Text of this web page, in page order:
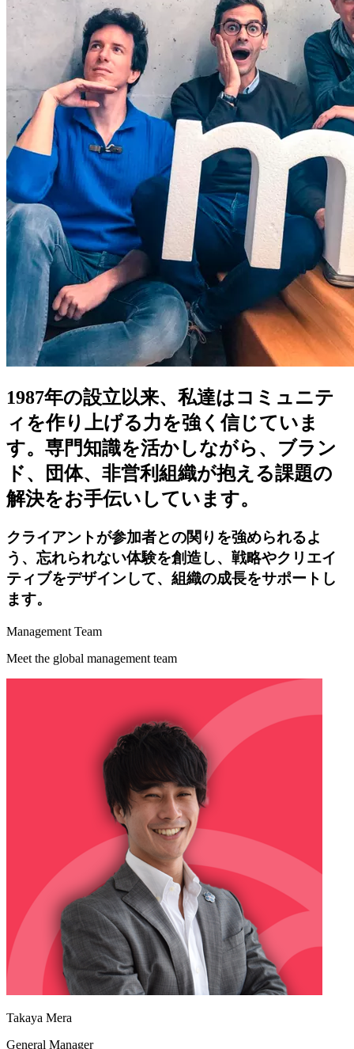
1987年の設立以来、私達はコミュニテ
ィを作り上げる力を強く信じていま
す。専門知識を活かしながら、ブラン
ド、団体、非営利組織が抱える課題の
解決をお手伝いしています。
クライアントが参加者との関りを強められるよ
う、忘れられない体験を創造し、戦略やクリエイ
ティブをデザインして、組織の成長をサポートし
ます。
Management Team
Meet the global management team
Takaya Mera
General Manager